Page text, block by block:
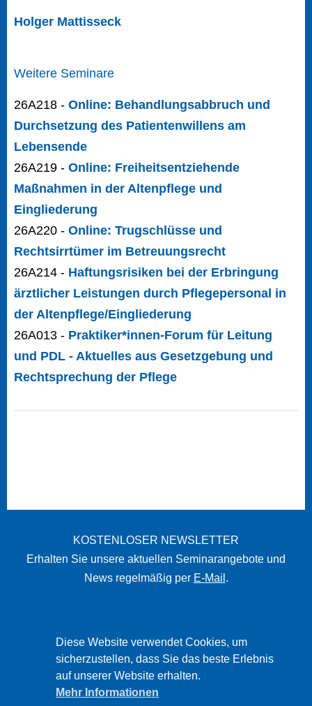
Holger Mattisseck
Weitere Seminare
26A218 - Online: Behandlungsabbruch und
Durchsetzung des Patientenwillens am
Lebensende
26A219 - Online: Freiheitsentziehende
Maßnahmen in der Altenpflege und
Eingliederung
26A220 - Online: Trugschlüsse und
Rechtsirrtümer im Betreuungsrecht
26A214 - Haftungsrisiken bei der Erbringung
ärztlicher Leistungen durch Pflegepersonal in
der Altenpflege/Eingliederung
26A013 - Praktiker*innen-Forum für Leitung
und PDL - Aktuelles aus Gesetzgebung und
Rechtsprechung der Pflege
KOSTENLOSER NEWSLETTER
Erhalten Sie unsere aktuellen Seminarangebote und
News regelmäßig per E-Mail .
IMPRESSUM
DATENSCHUTZ
Diese Website verwendet Cookies, um
sicherzustellen, dass Sie das beste Erlebnis
auf unserer Website erhalten.
Mehr Informationen